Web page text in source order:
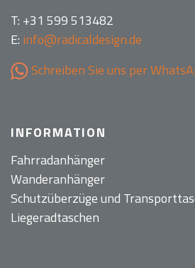
T: +31 599 513482
E: info@radicaldesign.de
Schreiben Sie uns per
INFORMATION
Fahrradanhänger
Wanderanhänger
Schutzüberzüge und
Liegeradtaschen